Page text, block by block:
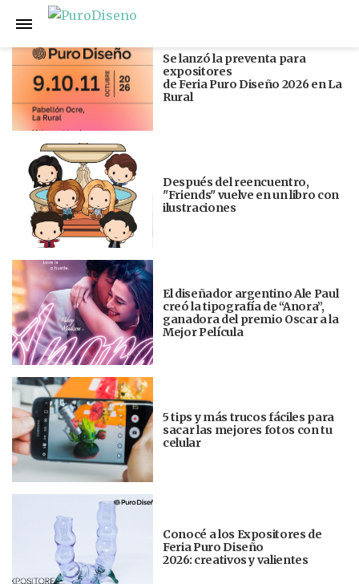
Anterior
Se lanzó la preventa para
expositores
de Feria Puro Diseño 2026 en La
Rural
Después del reencuentro,
"Friends" vuelve en un libro con
ilustraciones
El diseñador argentino Ale Paul
creó la tipografía de “Anora”,
ganadora del premio Oscar a la
Mejor Película
5 tips y más trucos fáciles para
sacar las mejores fotos con tu
celular
Conocé a los Expositores de
Feria Puro Diseño
2026: creativos y valientes
Siguiente